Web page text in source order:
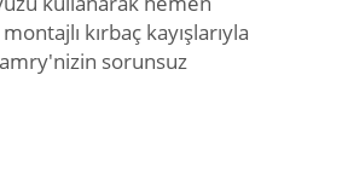
kırbaç kayışlarıyla
sorunsuz